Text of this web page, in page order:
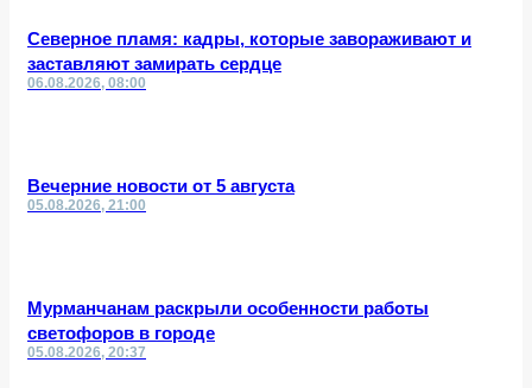
Северное пламя: кадры, которые завораживают и
заставляют замирать сердце
06.08.2026, 08:00
Вечерние новости от 5 августа
05.08.2026, 21:00
Мурманчанам раскрыли особенности работы
светофоров в городе
05.08.2026, 20:37